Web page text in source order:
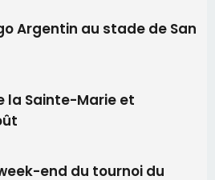
Argentin au stade de San
la Sainte-Marie et
end du tournoi du